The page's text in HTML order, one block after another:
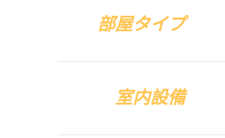
部屋タイプ
室内設備